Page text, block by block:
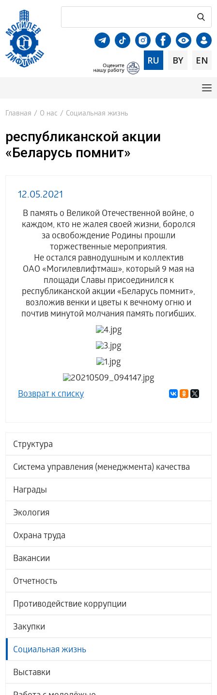
RU BY EN
Главная / О нас / Социальная жизнь
республиканской акции
«Беларусь помнит»
Структура
Система управления (менеджмента) качества
Награды
Экология
Охрана труда
Вакансии
Отчетность
Противодействие коррупции
Закупки
Социальная жизнь
Выставки
12.05.2021
В память о Великой Отечественной войне, о
каждом, кто не жалея своей жизни, боролся
за освобождение Родины прошли
торжественные мероприятия.
Не остался равнодушным и коллектив
ОАО «Могилевлифтмаш», который 9 мая на
площади Славы присоединился к
республиканской акции «Беларусь помнит»,
возложив венки и цветы к вечному огню и
почтив минутой молчания память погибших.
Возврат к списку